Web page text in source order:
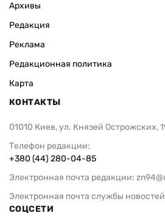
Архивы
Редакция
Реклама
Редакционная политика
Карта
КОНТАКТЫ
01010 Киев, ул. Князей Острожских,
Телефон редакции:
+380 (44) 280-04-85
Электронная почта редакции:
Электронная почта службы
СОЦСЕТИ